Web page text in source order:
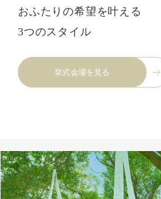
おふたりの希望を叶える
3つのスタイル
挙式会場を見る